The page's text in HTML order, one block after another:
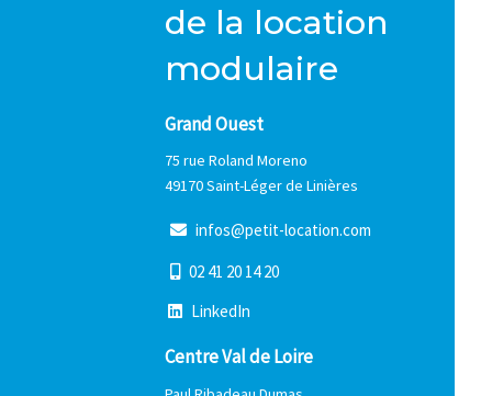
de la location
modulaire
Grand Ouest
75 rue Roland Moreno
49170 Saint-Léger de Linières
infos@petit-location.com
02 41 20 14 20
LinkedIn
Centre Val de Loire